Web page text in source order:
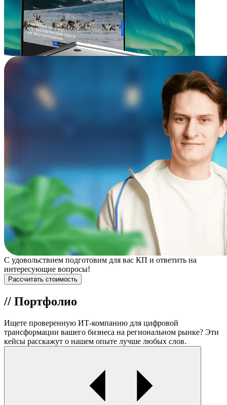
С удовольствием подготовим для вас КП и ответить на
интересующие вопросы!
Рассчитать стоимость
// Портфолио
Ищете проверенную ИТ-компанию для цифровой
трансформации вашего бизнеса на региональном рынке? Эти
кейсы расскажут о нашем опыте лучше любых слов.